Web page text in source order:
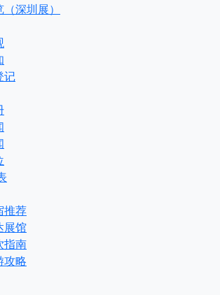
深圳展）
记
推荐
展馆
指南
攻略